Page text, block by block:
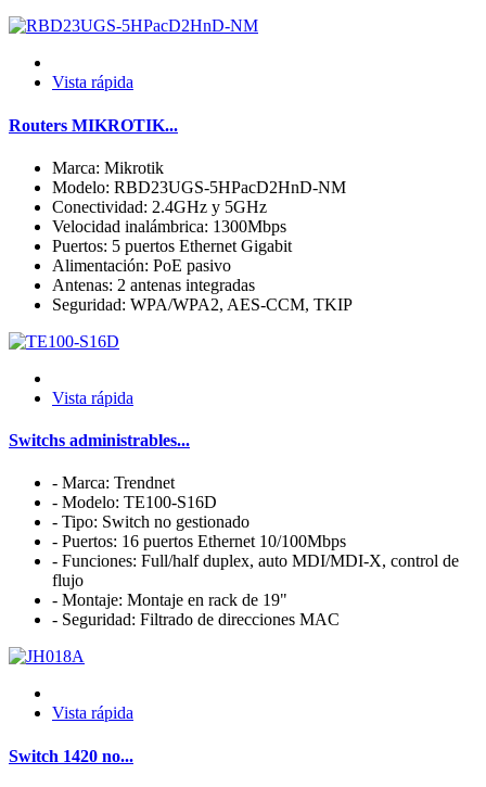
Vista rápida
Routers MIKROTIK...
Marca: Mikrotik
Modelo: RBD23UGS-5HPacD2HnD-NM
Conectividad: 2.4GHz y 5GHz
Velocidad inalámbrica: 1300Mbps
Puertos: 5 puertos Ethernet Gigabit
Alimentación: PoE pasivo
Antenas: 2 antenas integradas
Seguridad: WPA/WPA2, AES-CCM, TKIP
Vista rápida
Switchs administrables...
- Marca: Trendnet
- Modelo: TE100-S16D
- Tipo: Switch no gestionado
- Puertos: 16 puertos Ethernet 10/100Mbps
- Funciones: Full/half duplex, auto MDI/MDI-X, control de
flujo
- Montaje: Montaje en rack de 19"
- Seguridad: Filtrado de direcciones MAC
Vista rápida
Switch 1420 no...